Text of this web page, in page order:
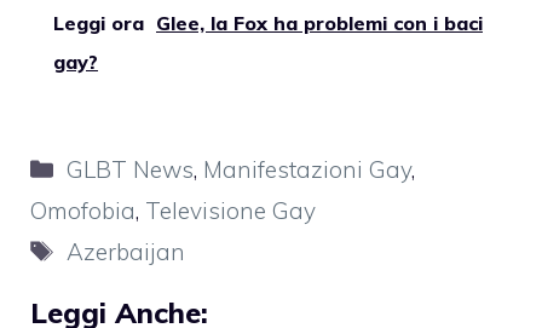
Leggi ora Glee, la Fox ha problemi con i baci
gay?
Categorie
GLBT News, Manifestazioni Gay,
Omofobia, Televisione Gay
Tag
Azerbaijan
Leggi Anche: